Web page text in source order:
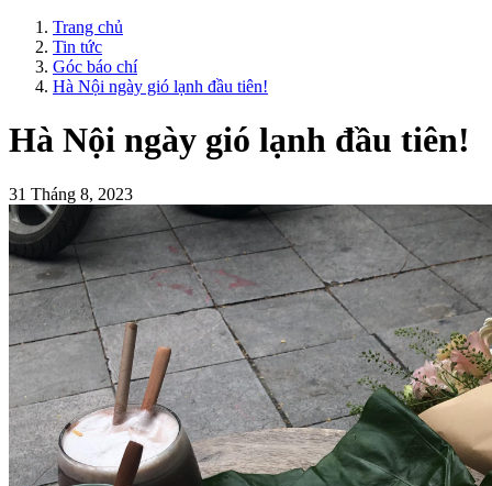
Trang chủ
Tin tức
Góc báo chí
Hà Nội ngày gió lạnh đầu tiên!
Hà Nội ngày gió lạnh đầu tiên!
31 Tháng 8, 2023